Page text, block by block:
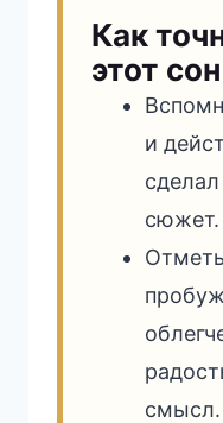
Как
этот сон
и
сюжет.
смысл.